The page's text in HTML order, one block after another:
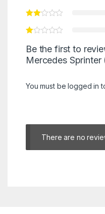
Be the first to
Mercedes
You must belogged in
There are no